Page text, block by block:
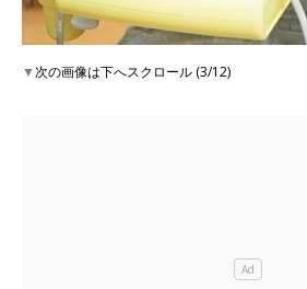
▼次の画像は下へスクロール (3/12)